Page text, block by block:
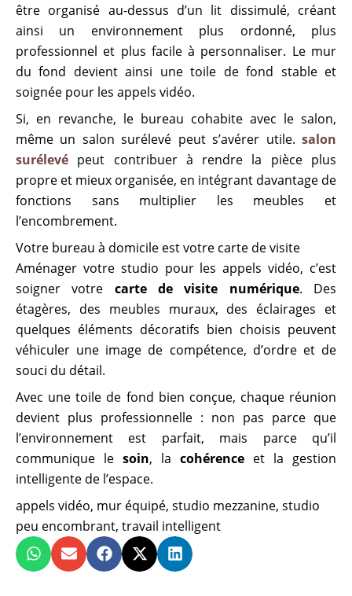
être organisé au-dessus d’un lit dissimulé, créant
ainsi un environnement plus ordonné, plus
professionnel et plus facile à personnaliser. Le mur
du fond devient ainsi une toile de fond stable et
soignée pour les appels vidéo.
Si, en revanche, le bureau cohabite avec le salon,
même un salon surélevé peut s’avérer utile. salon
surélevé peut contribuer à rendre la pièce plus
propre et mieux organisée, en intégrant davantage de
fonctions sans multiplier les meubles et
l’encombrement.
Votre bureau à domicile est votre carte de visite
Aménager votre studio pour les appels vidéo, c’est
soigner votre carte de visite numérique. Des
étagères, des meubles muraux, des éclairages et
quelques éléments décoratifs bien choisis peuvent
véhiculer une image de compétence, d’ordre et de
souci du détail.
Avec une toile de fond bien conçue, chaque réunion
devient plus professionnelle : non pas parce que
l’environnement est parfait, mais parce qu’il
communique le soin, la cohérence et la gestion
intelligente de l’espace.
appels vidéo, mur équipé, studio mezzanine, studio
peu encombrant, travail intelligent